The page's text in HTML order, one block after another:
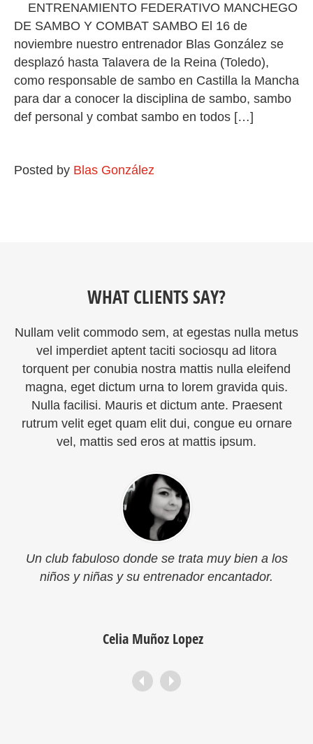
ENTRENAMIENTO FEDERATIVO MANCHEGO
DE SAMBO Y COMBAT SAMBO El 16 de
noviembre nuestro entrenador Blas González se
desplazó hasta Talavera de la Reina (Toledo),
como responsable de sambo en Castilla la Mancha
para dar a conocer la disciplina de sambo, sambo
def personal y combat sambo en todos […]
Posted by Blas González
WHAT CLIENTS SAY?
Nullam velit commodo sem, at egestas nulla metus
vel imperdiet aptent taciti sociosqu ad litora
torquent per conubia nostra mattis nulla eleifend
magna, eget dictum urna to lorem gravida quis.
Nulla facilisi. Mauris et dictum ante. Praesent
rutrum velit eget quam elit dui, congue eu ornare
vel, mattis sed eros at mattis ipsum.
Un club fabuloso donde se trata muy bien a los
niños y niñas y su entrenador encantador.
Celia Muñoz Lopez